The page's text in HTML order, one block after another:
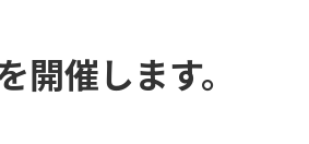
開催します。